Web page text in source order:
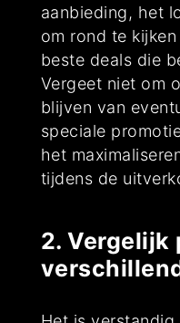
aanbieding, het
om rond te
beste deals die
Vergeet niet om
blijven van
speciale
het
tijdens de
2. Vergelijk